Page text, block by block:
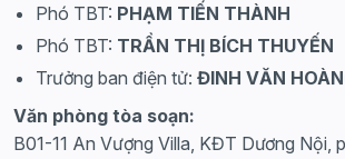
Phó TBT: PHẠM TIẾN THÀNH
Phó TBT: TRẦN THỊ BÍCH THUYẾN
Trưởng ban điện tử: ĐINH VĂN
Văn phòng tòa soạn:
B01-11 An Vượng Villa, KĐT Dương Nội,